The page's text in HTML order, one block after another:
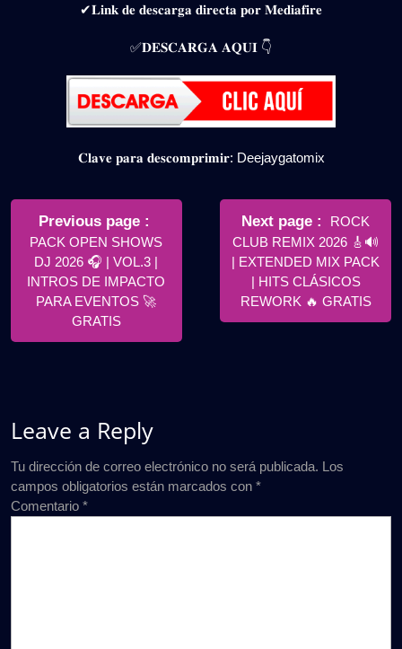
✔𝐋𝐢𝐧𝐤 𝐝𝐞 𝐝𝐞𝐬𝐜𝐚𝐫𝐠𝐚 𝐝𝐢𝐫𝐞𝐜𝐭𝐚 𝐩𝐨𝐫 𝐌𝐞𝐝𝐢𝐚𝐟𝐢𝐫𝐞
✅𝐃𝐄𝐒𝐂𝐀𝐑𝐆𝐀 𝐀𝐐𝐔𝐈 👇
𝐂𝐥𝐚𝐯𝐞 𝐩𝐚𝐫𝐚 𝐝𝐞𝐬𝐜𝐨𝐦𝐩𝐫𝐢𝐦𝐢𝐫: Deejaygatomix
Navegación
entradas
Previous page
Posts
PACK OPEN SHOWS
DJ 2026 🎧 | VOL.3 |
INTROS DE IMPACTO
PARA EVENTOS 🚀
GRATIS
Next page
Newer
Posts
ROCK
CLUB REMIX 2026 🎸🔊
| EXTENDED MIX PACK
| HITS CLÁSICOS
REWORK 🔥 GRATIS
Leave a Reply
Tu dirección de correo electrónico no será publicada. Los
campos obligatorios están marcados con *
Comentario *